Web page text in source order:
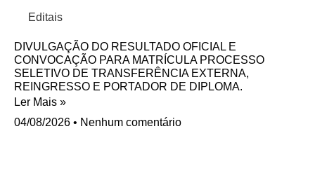
Editais
DIVULGAÇÃO DO RESULTADO OFICIAL E
CONVOCAÇÃO PARA MATRÍCULA PROCESSO
SELETIVO DE TRANSFERÊNCIA EXTERNA,
REINGRESSO E PORTADOR DE DIPLOMA.
Ler Mais »
04/08/2026
Nenhum comentário